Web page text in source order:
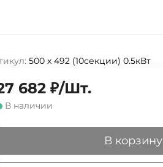
500 х 492 (10секции) 0.5кВт
682 ₽/Шт.
В наличии
В корзину